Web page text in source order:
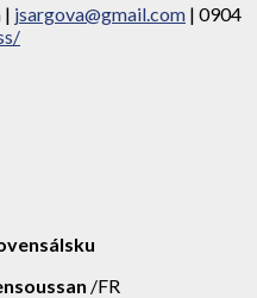
| jsargova@gmail.com | 0904
/FR